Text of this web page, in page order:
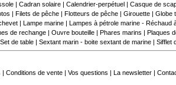
| Cadran solaire| Calendrier-perpétuel Casque de
Filets de pêche| Flotteurs de pêche| Girouette| Globe
Lampe marine Lampes à pétrole marine - Réchaud
de rechange| Ouvre bouteille| Phares marins Plaques
Set de table| Sextant marin - boite sextant de marine| Sifflet
Conditions de vente Vos questions La newsletter